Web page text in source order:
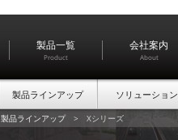
製品一覧
Product
会社案内
About
製品ラインアップ ソリューション
製品ラインアップ> Xシリーズ